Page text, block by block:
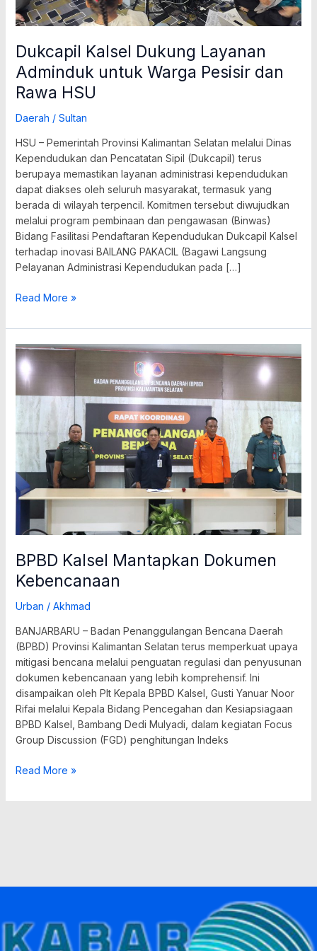
Dukcapil Kalsel Dukung Layanan
Adminduk untuk Warga Pesisir dan
Rawa HSU
Daerah / Sultan
HSU – Pemerintah Provinsi Kalimantan Selatan melalui Dinas
Kependudukan dan Pencatatan Sipil (Dukcapil) terus
berupaya memastikan layanan administrasi kependudukan
dapat diakses oleh seluruh masyarakat, termasuk yang
berada di wilayah terpencil. Komitmen tersebut diwujudkan
melalui program pembinaan dan pengawasan (Binwas)
Bidang Fasilitasi Pendaftaran Kependudukan Dukcapil Kalsel
terhadap inovasi BAILANG PAKACIL (Bagawi Langsung
Pelayanan Administrasi Kependudukan pada […]
Rawa
HSU
Read More »
BPBD Kalsel Mantapkan Dokumen
Kebencanaan
Urban / Akhmad
BANJARBARU – Badan Penanggulangan Bencana Daerah
(BPBD) Provinsi Kalimantan Selatan terus memperkuat upaya
mitigasi bencana melalui penguatan regulasi dan penyusunan
dokumen kebencanaan yang lebih komprehensif. Ini
disampaikan oleh Plt Kepala BPBD Kalsel, Gusti Yanuar Noor
Rifai melalui Kepala Bidang Pencegahan dan Kesiapsiagaan
BPBD Kalsel, Bambang Dedi Mulyadi, dalam kegiatan Focus
Group Discussion (FGD) penghitungan Indeks
BPBD
Kalsel
Mantapkan
Dokumen
Kebencanaan
Read More »